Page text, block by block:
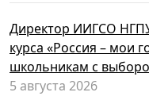
Директор ИИГСО
курса «Россия – мои
школьникам с
5 августа 2026